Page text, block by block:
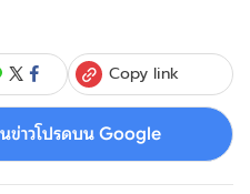
Copy link
ข่าวโปรดบน Google